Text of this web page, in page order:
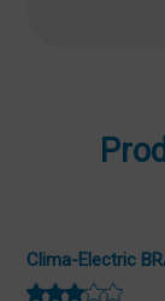
Clima-Electric